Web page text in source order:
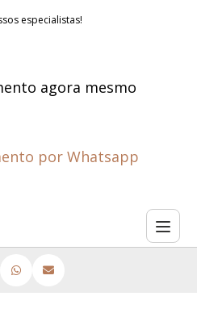
especialistas!
agora mesmo
por Whatsapp